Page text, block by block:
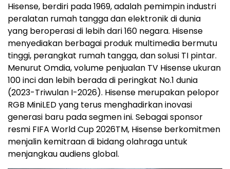
Hisense, berdiri pada 1969, adalah pemimpin industri
peralatan rumah tangga dan elektronik di dunia
yang beroperasi di lebih dari 160 negara. Hisense
menyediakan berbagai produk multimedia bermutu
tinggi, perangkat rumah tangga, dan solusi TI pintar.
Menurut Omdia, volume penjualan TV Hisense ukuran
100 inci dan lebih berada di peringkat No.1 dunia
(2023-Triwulan I-2026). Hisense merupakan pelopor
RGB MiniLED yang terus menghadirkan inovasi
generasi baru pada segmen ini. Sebagai sponsor
resmi FIFA World Cup 2026TM, Hisense berkomitmen
menjalin kemitraan di bidang olahraga untuk
menjangkau audiens global.